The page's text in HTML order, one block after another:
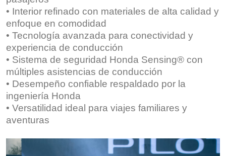
• Interior refinado con materiales de alta calidad y
enfoque en comodidad
• Tecnología avanzada para conectividad y
experiencia de conducción
• Sistema de seguridad Honda Sensing® con
múltiples asistencias de conducción
• Desempeño confiable respaldado por la
ingeniería Honda
• Versatilidad ideal para viajes familiares y
aventuras